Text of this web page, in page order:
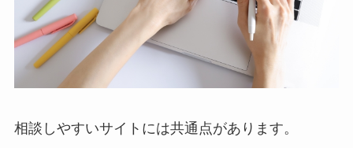
相談しやすいサイトには共通点があります。